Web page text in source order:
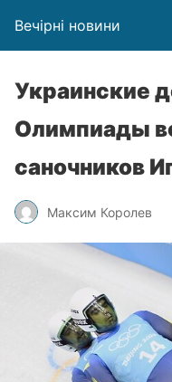
Вечірні новини
Украинские
Олимпиады
саночников
Максим Королев